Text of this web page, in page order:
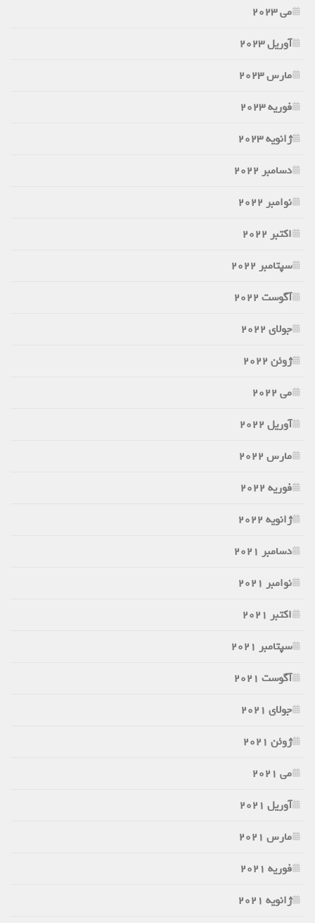
می 2023
آوریل 2023
مارس 2023
فوریه 2023
ژانویه 2023
دسامبر 2022
نوامبر 2022
اکتبر 2022
سپتامبر 2022
آگوست 2022
جولای 2022
ژوئن 2022
می 2022
آوریل 2022
مارس 2022
فوریه 2022
ژانویه 2022
دسامبر 2021
نوامبر 2021
اکتبر 2021
سپتامبر 2021
آگوست 2021
جولای 2021
ژوئن 2021
می 2021
آوریل 2021
مارس 2021
فوریه 2021
ژانویه 2021